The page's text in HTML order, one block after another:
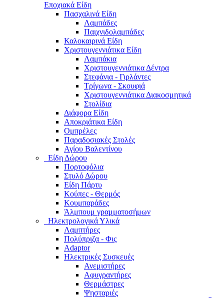
Εποχιακά Είδη
Πασχαλινά Είδη
Λαμπάδες
Παιχνιδολαμπάδες
Καλοκαιρινά Eίδη
Χριστουγεννιάτικα Είδη
Λαμπάκια
Χριστουγεννιάτικα Δέντρα
Στεφάνια - Γιρλάντες
Τρίγωνα - Σκουφιά
Χριστουγεννιάτικα Διακοσμητικά
Στολίδια
Διάφορα Είδη
Αποκριάτικα Είδη
Ομπρέλες
Παραδοσιακές Στολές
Αγίου Βαλεντίνου
Είδη Δώρου
Πορτοφόλια
Στυλό Δώρου
Είδη Πάρτυ
Κούπες - Θερμός
Κουμπαράδες
Άλμπουμ γραμματοσήμων
Ηλεκτρολογικά Υλικά
Λαμπτήρες
Πολύπριζα - Φις
Adaptor
Ηλεκτρικές Συσκευές
Ανεμιστήρες
Αφυγραντήρες
Θερμάστρες
Ψησταριές